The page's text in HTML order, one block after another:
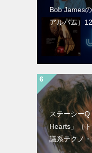
Bob James
アルバム）
ステーシー
Hearts」（
議系テクノ